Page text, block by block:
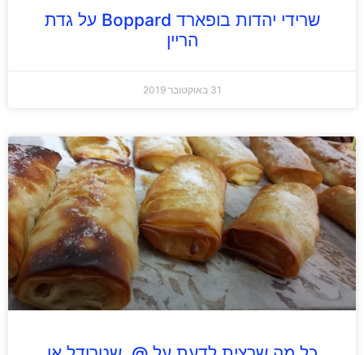
שרידי יהדות בופארד Boppard על גדת
הריין
31 באוקטובר 2019